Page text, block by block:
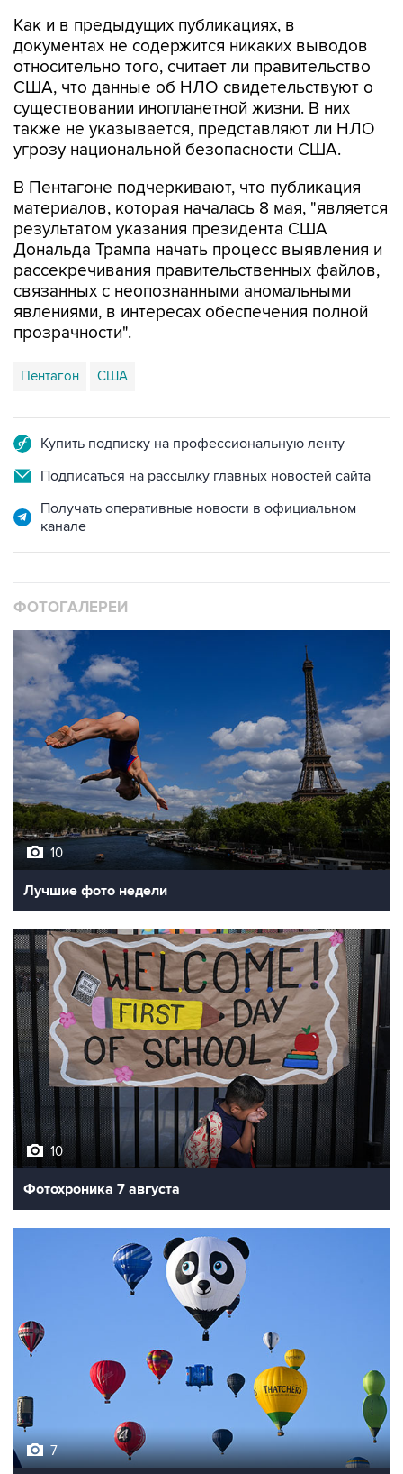
относительно того, считает ли правительство
США, что данные об НЛО свидетельствуют о
существовании инопланетной жизни. В них
также не указывается, представляют ли НЛО
угрозу национальной безопасности США.
В Пентагоне подчеркивают, что публикация
результатом указания президента США
Дональда Трампа начать процесс выявления и
рассекречивания правительственных файлов,
связанных с неопознанными аномальными
явлениями, в интересах обеспечения полной
прозрачности".
Пентагон США
Подписаться на рассылку главных новостей сайта
Получать оперативные новости в официальном
10
Лучшие фото недели
10
Фотохроника 7 августа
Фестиваль воздухоплавания в Бристоле